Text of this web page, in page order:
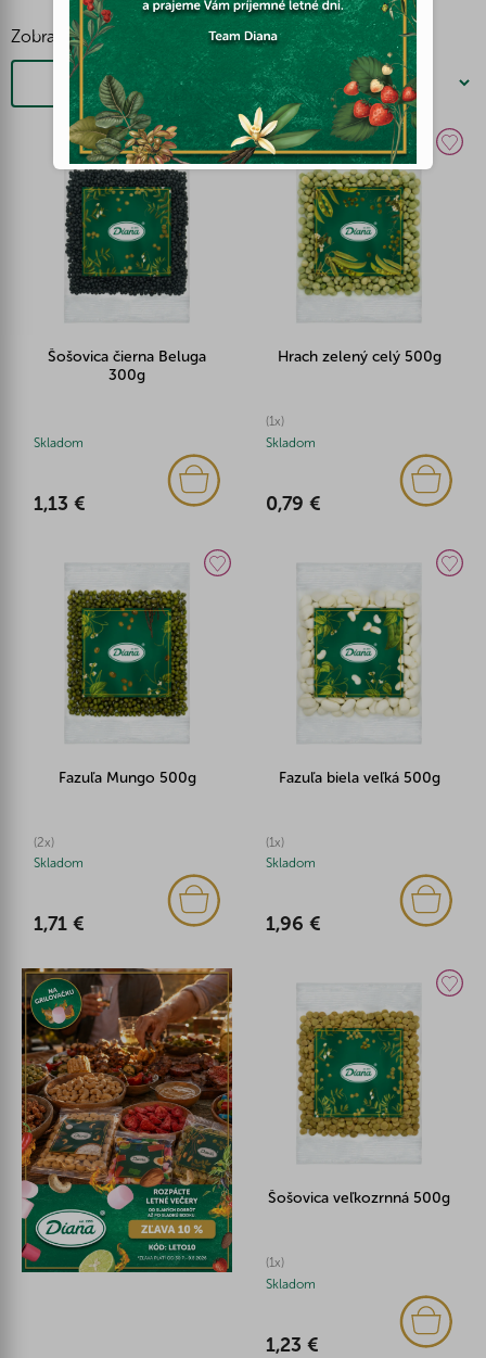
Zobraziť viac
Filtrovať
Šošovica čierna Beluga
300g
Skladom
1,13 €
Hrach zelený celý 500g
(1x)
Skladom
0,79 €
Fazuľa Mungo 500g
(2x)
Skladom
1,71 €
Fazuľa biela veľká 500g
(1x)
Skladom
1,96 €
Šošovica veľkozrnná 500g
(1x)
Skladom
1,23 €